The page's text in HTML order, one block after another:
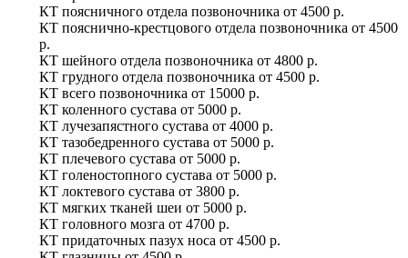
КТ поясничного отдела позвоночника от 4500 р.
КТ пояснично-крестцового отдела позвоночника от 4500
р.
КТ шейного отдела позвоночника от 4800 р.
КТ грудного отдела позвоночника от 4500 р.
КТ всего позвоночника от 15000 р.
КТ коленного сустава от 5000 р.
КТ лучезапястного сустава от 4000 р.
КТ тазобедренного сустава от 5000 р.
КТ плечевого сустава от 5000 р.
КТ голеностопного сустава от 5000 р.
КТ локтевого сустава от 3800 р.
КТ мягких тканей шеи от 5000 р.
КТ головного мозга от 4700 р.
КТ придаточных пазух носа от 4500 р.